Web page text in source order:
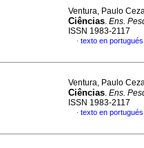
Ventura, Paulo
Ciências. Ens.
ISSN 1983-2117
· texto en portugués
Ventura, Paulo
Ciências. Ens.
ISSN 1983-2117
· texto en portugués